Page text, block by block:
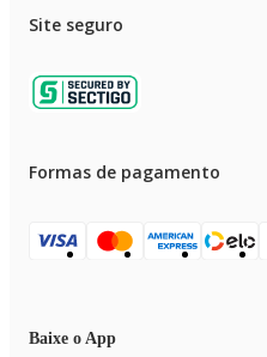
Site seguro
Formas de pagamento
Baixe o App